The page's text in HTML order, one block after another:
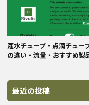
灌水チューブ・点滴チュー
の違い・流量・おすすめ製
最近の投稿